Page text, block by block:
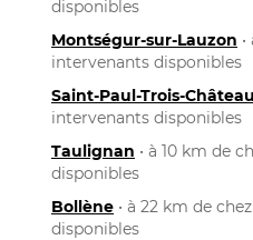
disponibles
Montségur-sur-Lauzon
intervenants disponibles
Saint-Paul-Trois-
intervenants disponibles
Taulignan • à 10 km de
disponibles
Bollène • à 22 km de
disponibles